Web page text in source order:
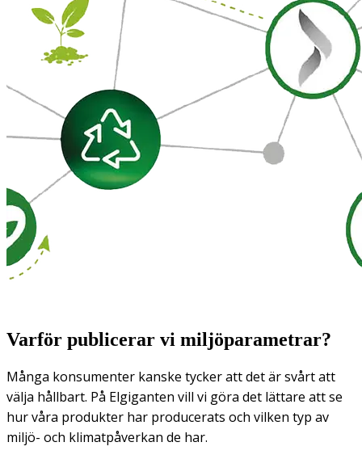
Varför publicerar vi miljöparametrar?
Många konsumenter kanske tycker att det är svårt att
välja hållbart. På Elgiganten vill vi göra det lättare att se
hur våra produkter har producerats och vilken typ av
miljö- och klimatpåverkan de har.